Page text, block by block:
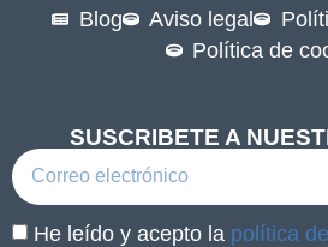
Blog Aviso legal
Política de
SUSCRIBETE A
He leído y acepto la política